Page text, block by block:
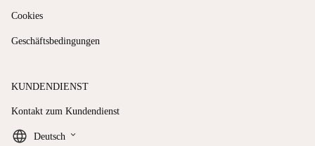
Cookies
Geschäftsbedingungen
KUNDENDIENST
Kontakt zum Kundendienst
Deutsch keyboard_arrow_down